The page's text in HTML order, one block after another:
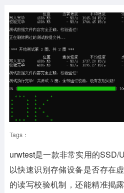
金融理财 新闻资
安卓其它
Tags：
urwtest是一款非常实用的SSD/
以快速识别存储设备是否存在
的读写校验机制，还能精准揭